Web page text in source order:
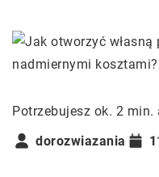
Potrzebujesz ok. 2
dorozwiazania